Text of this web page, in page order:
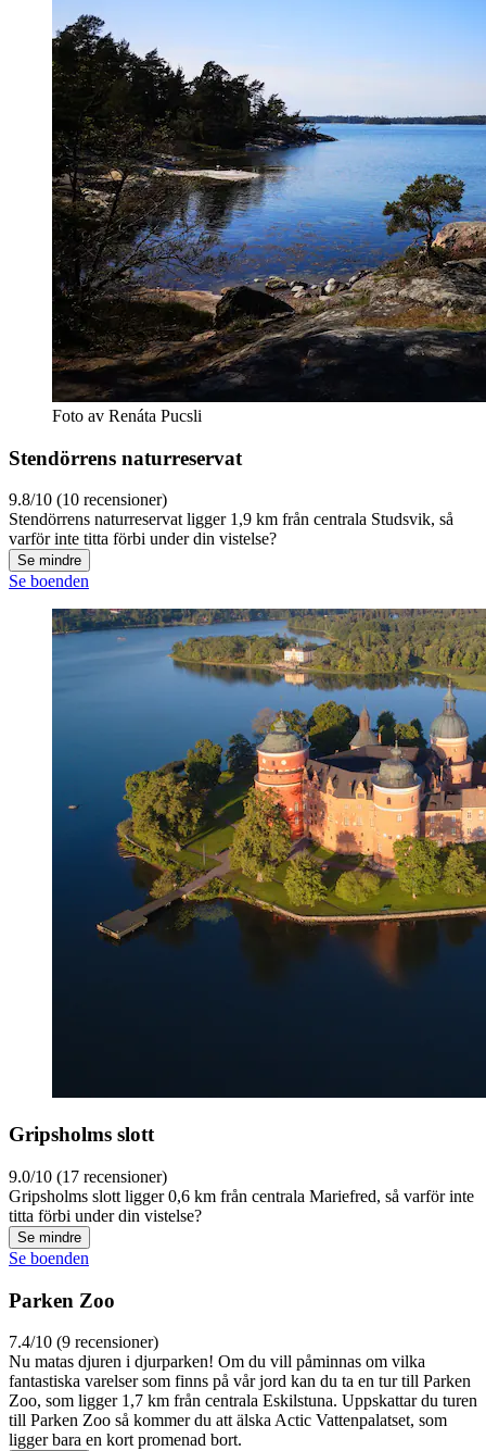
Foto av Renáta Pucsli
Stendörrens naturreservat
9.8/10 (10 recensioner)
Stendörrens naturreservat ligger 1,9 km från centrala Studsvik, så
varför inte titta förbi under din vistelse?
Se mindre
Se boenden
Gripsholms slott
9.0/10 (17 recensioner)
Gripsholms slott ligger 0,6 km från centrala Mariefred, så varför inte
titta förbi under din vistelse?
Se mindre
Se boenden
Parken Zoo
7.4/10 (9 recensioner)
Nu matas djuren i djurparken! Om du vill påminnas om vilka
fantastiska varelser som finns på vår jord kan du ta en tur till Parken
Zoo, som ligger 1,7 km från centrala Eskilstuna. Uppskattar du turen
till Parken Zoo så kommer du att älska Actic Vattenpalatset, som
ligger bara en kort promenad bort.